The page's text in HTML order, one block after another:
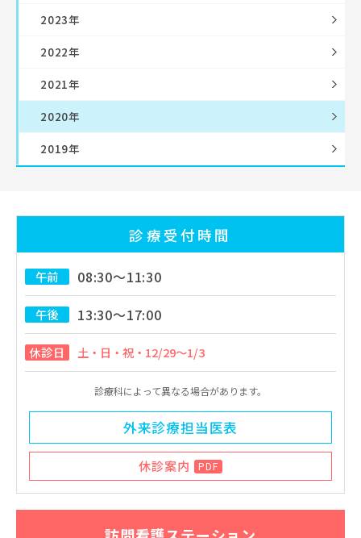
2023年
2022年
2021年
2020年
2019年
診療受付時間
午前 08:30～11:30
午後 13:30～17:00
休診日 土・日・祝・12/29～1/3
診療科によって異なる場合があります。
外来診療担当医表
休診案内 PDF